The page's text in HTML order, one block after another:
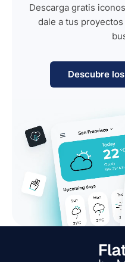
Descarga gratis
dale a tus
Descubre